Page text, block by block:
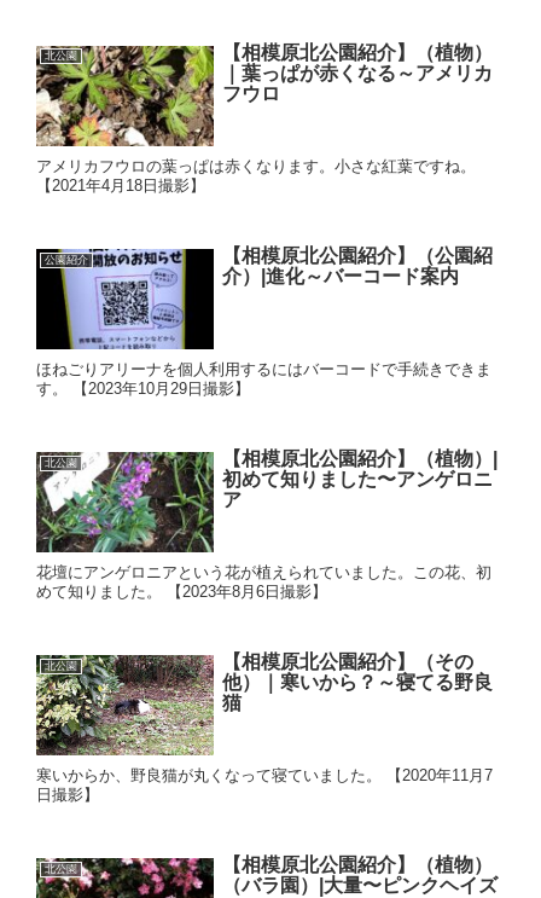
北公園
【相模原北公園紹介】（植物）
｜葉っぱが赤くなる～アメリカ
フウロ
アメリカフウロの葉っぱは赤くなります。小さな紅葉ですね。
【2021年4月18日撮影】
公園紹介
【相模原北公園紹介】（公園紹
介）|進化～バーコード案内
ほねごりアリーナを個人利用するにはバーコードで手続きできま
す。 【2023年10月29日撮影】
北公園
【相模原北公園紹介】（植物）|
初めて知りました〜アンゲロニ
ア
花壇にアンゲロニアという花が植えられていました。この花、初
めて知りました。 【2023年8月6日撮影】
北公園
【相模原北公園紹介】（その
他）｜寒いから？～寝てる野良
猫
寒いからか、野良猫が丸くなって寝ていました。 【2020年11月7
日撮影】
北公園
【相模原北公園紹介】（植物）
（バラ園）|大量〜ピンクヘイズ